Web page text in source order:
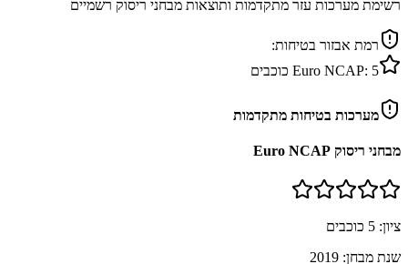
רשימת מערכות עזר מתקדמות ותוצאות מבחני ריסוק רשמיים
רמת אבזור בטיחות:
Euro NCAP: 5 כוכבים
מערכות בטיחות מתקדמות
מבחני ריסוק Euro NCAP
ציון: 5 כוכבים
שנת מבחן: 2019